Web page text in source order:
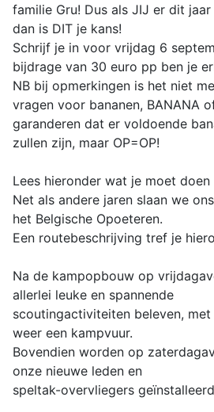
familie Gru! Dus als JIJ er dit
dan is DIT je kans!
Schrijf je in voor vrijdag 6
bijdrage van 30 euro pp ben je
NB bij opmerkingen is het niet
vragen voor bananen, BANANA
garanderen dat er voldoende
zullen zijn, maar OP=OP!
Lees hieronder wat je moet doen
Net als andere jaren slaan we
het Belgische Opoeteren.
Een routebeschrijving tref je
Na de kampopbouw op
allerlei leuke en spannende
scoutingactiviteiten beleven, met
weer een kampvuur.
Bovendien worden op
onze nieuwe leden en
speltak-overvliegers